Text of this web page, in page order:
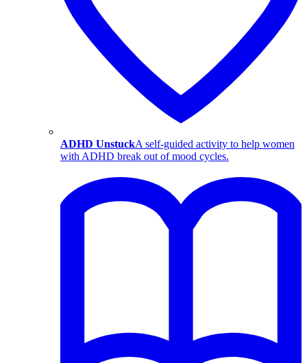
ADHD UnstuckA self-guided activity to help women
with ADHD break out of mood cycles.